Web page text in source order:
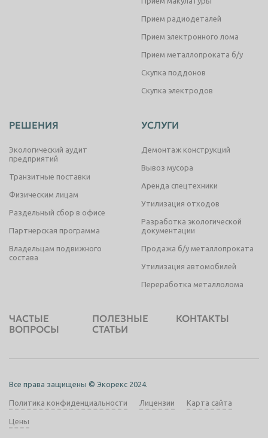
Прием радиодеталей
Прием электронного лома
Прием металлопроката б/у
Скупка поддонов
Скупка электродов
РЕШЕНИЯ
Экологический аудит
предприятий
Транзитные поставки
Физическим лицам
Раздельный сбор в офисе
Партнерская программа
Владельцам подвижного
состава
УСЛУГИ
Демонтаж конструкций
Вывоз мусора
Аренда спецтехники
Утилизация отходов
Разработка экологической
документации
Продажа б/у металлопроката
Утилизация автомобилей
Переработка металлолома
ЧАСТЫЕ
ВОПРОСЫ
ПОЛЕЗНЫЕ
СТАТЬИ
КОНТАКТЫ
Все права защищены © Экорекс 2024.
Политика конфиденциальности Лицензии Карта сайта
Цены